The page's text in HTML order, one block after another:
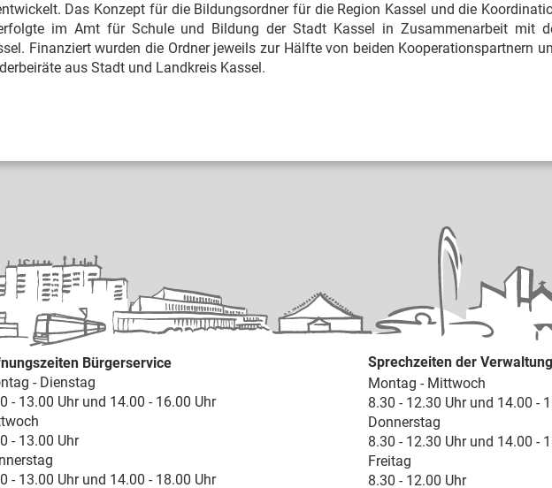
Das Konzept für die Bildungsordner für die Region Kassel und die
im Amt für Schule und Bildung der Stadt Kassel in Zusammenarbeit mit
Finanziert wurden die Ordner jeweils zur Hälfte von beiden Kooperationspartnern
aus Stadt und Landkreis Kassel.
Bürgerservice
- Dienstag
- 13.00 Uhr und 14.00 - 16.00 Uhr
- 13.00 Uhr
- 13.00 Uhr und 14.00 - 18.00 Uhr
Sprechzeiten der Verwaltung
Montag - Mittwoch
8.30 - 12.30 Uhr und 14.00 -
Donnerstag
8.30 - 12.30 Uhr und 14.00 -
Freitag
8.30 - 12.00 Uhr